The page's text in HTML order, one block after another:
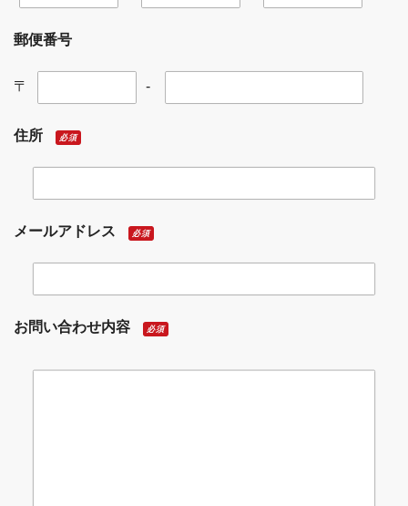
郵便番号
〒 -
住所 必須
メールアドレス 必須
お問い合わせ内容 必須